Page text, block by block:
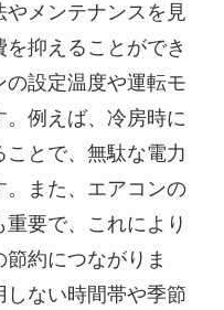
メンテナンスを見
抑えることができ
の設定温度や運転モ
例えば、冷房時に
ことで、無駄な電力
。また、エアコンの
要で、これにより
約につながりま
ない時間帯や季節